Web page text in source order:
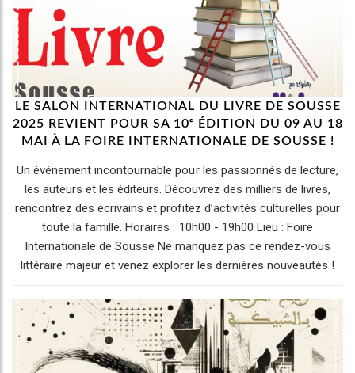
LE SALON INTERNATIONAL DU LIVRE DE SOUSSE
2025 REVIENT POUR SA 10ᵉ ÉDITION DU 09 AU 18
MAI À LA FOIRE INTERNATIONALE DE SOUSSE !
Un événement incontournable pour les passionnés de lecture,
les auteurs et les éditeurs. Découvrez des milliers de livres,
rencontrez des écrivains et profitez d’activités culturelles pour
toute la famille. Horaires : 10h00 - 19h00 Lieu : Foire
Internationale de Sousse Ne manquez pas ce rendez-vous
littéraire majeur et venez explorer les dernières nouveautés !